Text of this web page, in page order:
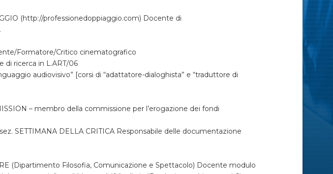
(http://professionedoppiaggio.com) Docente di
Formatore/Critico cinematografico
di ricerca in L.ART/06
audiovisivo” [corsi di “adattatore-dialoghista” e “traduttore di
– membro della commissione per l’erogazione dei fondi
SETTIMANA DELLA CRITICA Responsabile delle documentazione
(Dipartimento Filosofia, Comunicazione e Spettacolo) Docente modulo